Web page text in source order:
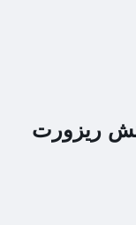
ريزورت